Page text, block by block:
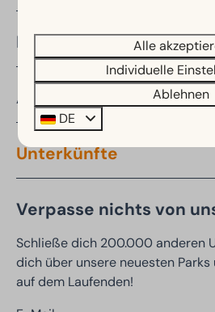
Entdecken
Angebote
Unterkünfte
Verpasse nichts von
Schließe dich 200.000 anderen
dich über unsere neuesten
auf dem Laufenden!
Alle
Individuelle
Ablehnen
DE